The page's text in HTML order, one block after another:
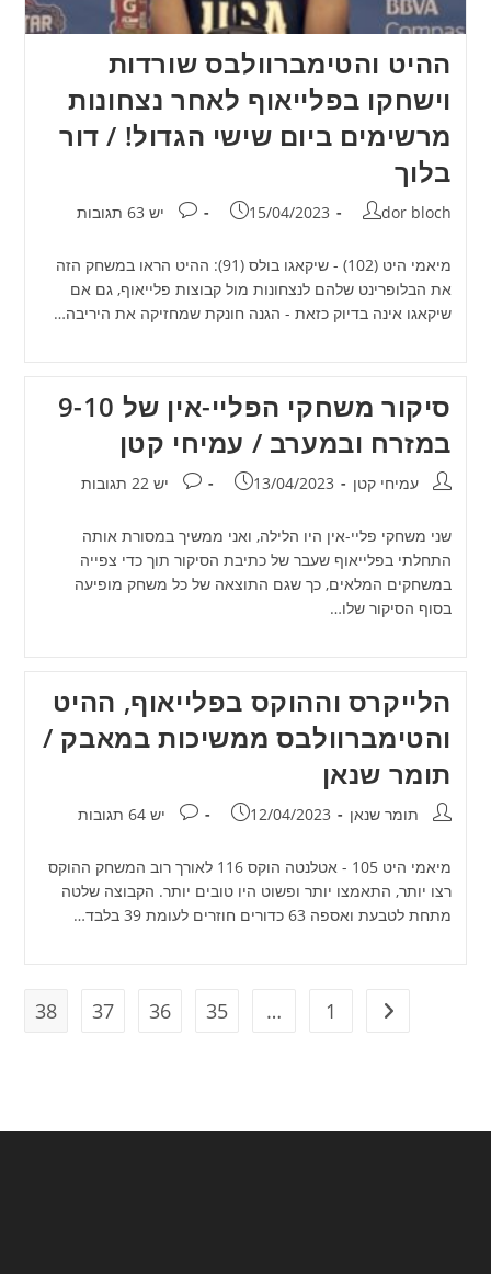
ההיט והטימברוולבס שורדות
וישחקו בפלייאוף לאחר נצחונות
מרשימים ביום שישי הגדול! / דור
בלוך
מחבר:
dor bloch פורסם:
15/04/2023 תגובות:
יש 63 תגובות
מיאמי היט (102) - שיקאגו בולס (91): ההיט הראו במשחק הזה
את הבלופרינט שלהם לנצחונות מול קבוצות פלייאוף, גם אם
שיקאגו אינה בדיוק כזאת - הגנה חונקת שמחזיקה את היריבה…
סיקור משחקי הפליי-אין של 9-10
במזרח ובמערב / עמיחי קטן
מחבר:עמיחי קטן פורסם:
13/04/2023 תגובות:
יש 22 תגובות
שני משחקי פליי-אין היו הלילה, ואני ממשיך במסורת אותה
התחלתי בפלייאוף שעבר של כתיבת הסיקור תוך כדי צפייה
במשחקים המלאים, כך שגם התוצאה של כל משחק מופיעה
בסוף הסיקור שלו…
הלייקרס וההוקס בפלייאוף, ההיט
והטימברוולבס ממשיכות במאבק /
תומר שנאן
מחבר:תומר שנאן פורסם:
12/04/2023 תגובות:
יש 64 תגובות
מיאמי היט 105 - אטלנטה הוקס 116 לאורך רוב המשחק ההוקס
רצו יותר, התאמצו יותר ופשוט היו טובים יותר. הקבוצה שלטה
מתחת לטבעת ואספה 63 כדורים חוזרים לעומת 39 בלבד…
מעבר לעמוד הקודם
1
…
35
36
37
38